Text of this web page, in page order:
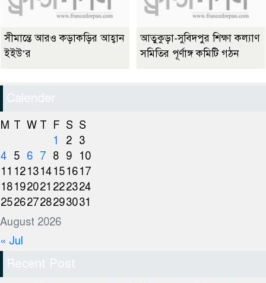
সীমান্তে আরও কড়াকড়ির আহ্বান
ইইউ’র
আতুকুড়া-সুবিদপুর শিক্ষা কল্যাণ
সমিতির পূর্ণাঙ্গ কমিটি গঠন
Calender
August 2026
M T W T F S S
1
2 3
4 5 6 7 8 9
10
11 121314151617
18192021 222324
25262728293031
« Jul
Recent Post